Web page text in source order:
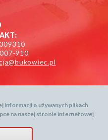
910
openweathermap.org
informacji o używanych plikach
na naszej stronie internetowej